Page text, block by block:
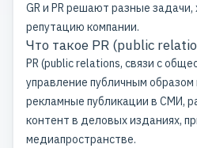
GR и PR решают разные
репутацию компании.
Что такое PR (public
PR (public relations, связи с
управление публичным
рекламные публикации в СМИ,
контент в деловых изданиях,
медиапространстве.